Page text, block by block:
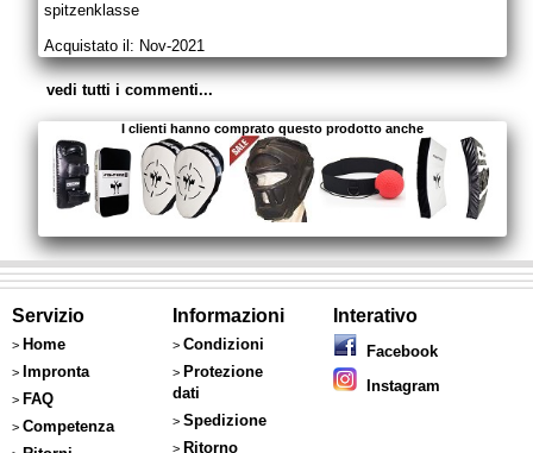
spitzenklasse
Acquistato il: Nov-2021
vedi tutti i commenti...
I clienti hanno comprato questo prodotto anche
Servizio
> Home
> Impronta
> FAQ
> Competenza
Informazioni
> Condizioni
> Protezione
dati
> Spedizione
> Ritorno
Interativo
Facebook
Instagram